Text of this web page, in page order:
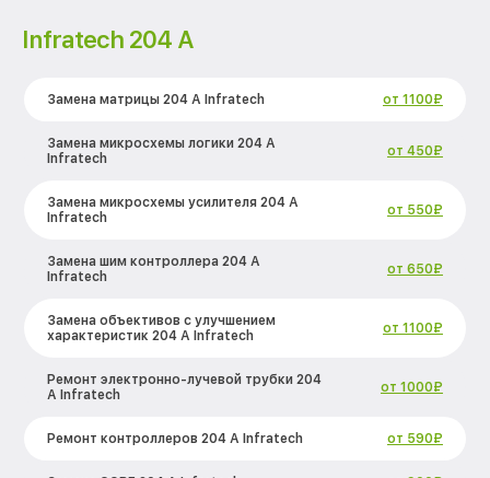
Infratech 204 А
Замена матрицы 204 А Infratech от 1100₽
Замена микросхемы логики 204 А
Infratech
от 450₽
Замена микросхемы усилителя 204 А
Infratech
от 550₽
Замена шим контроллера 204 А
Infratech
от 650₽
Замена объективов с улучшением
характеристик 204 А Infratech
от 1100₽
Ремонт электронно-лучевой трубки 204
А Infratech
от 1000₽
Ремонт контроллеров 204 А Infratech от 590₽